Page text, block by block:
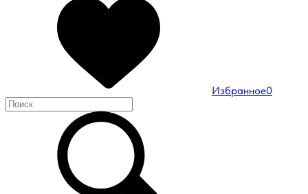
Избранное0